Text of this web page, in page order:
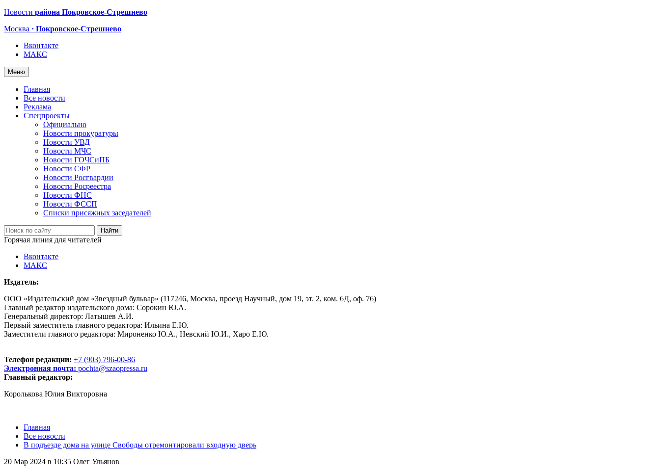
Новости района Покровское-Стрешнево
Москва · Покровское-Стрешнево
Вконтакте
МАКС
Меню
Главная
Все новости
Реклама
Спецпроекты
Официально
Новости прокуратуры
Новости УВД
Новости МЧС
Новости ГОЧСиПБ
Новости СФР
Новости Росгвардии
Новости Росреестра
Новости ФНС
Новости ФССП
Списки присяжных заседателей
Горячая линия для читателей
Вконтакте
МАКС
Издатель:
ООО «Издательский дом «Звездный бульвар» (117246, Москва, проезд Научный, дом 19, эт. 2, ком. 6Д, оф. 76)
Главный редактор издательского дома: Сорокин Ю.А.
Генеральный директор: Латышев А.И.
Первый заместитель главного редактора: Ильина Е.Ю.
Заместители главного редактора: Мироненко Ю.А., Невский Ю.И., Харо Е.Ю.
Телефон редакции: +7 (903) 796-00-86
Электронная почта: pochta@szaopressa.ru
Главный редактор:
Королькова Юлия Викторовна
Главная
Все новости
В подъезде дома на улице Свободы отремонтировали входную дверь
20 Мар 2024 в 10:35 Олег Ульянов